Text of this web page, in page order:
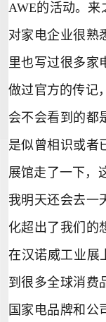
AWE的活动。来
对家电企业很熟
里也写过很多家
做过官方的传记
会不会看到的都
是似曾相识或者
展馆走了一下，
我明天还会去一
化超出了我们的
在汉诺威工业展
到很多全球消费
国家电品牌和公